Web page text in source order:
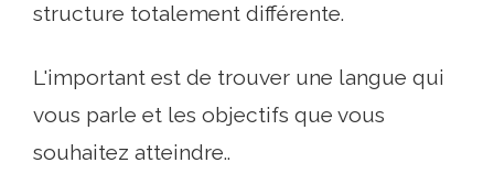
structure totalement différente.
L'important est de trouver une langue qui
vous parle et les objectifs que vous
souhaitez atteindre..